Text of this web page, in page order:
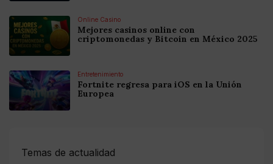
Online Casino
Mejores casinos online con
criptomonedas y Bitcoin en México 2025
Entretenimiento
Fortnite regresa para iOS en la Unión
Europea
Temas de actualidad